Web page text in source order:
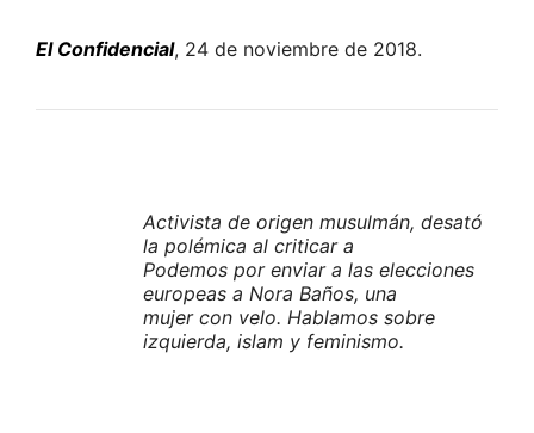
El Confidencial, 24 de noviembre de 2018.
Activista de origen musulmán, desató
la polémica al criticar a
Podemos por enviar a las elecciones
europeas a Nora Baños, una
mujer con velo. Hablamos sobre
izquierda, islam y feminismo.